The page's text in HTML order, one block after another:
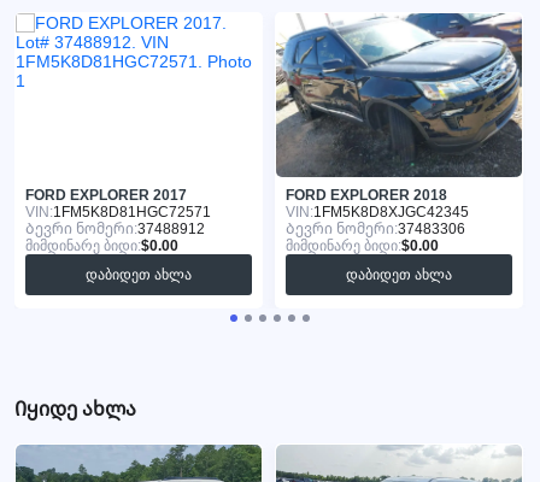
FORD EXPLORER 2017
VIN:1FM5K8D81HGC72571
Ბევრი ნომერი:37488912
მიმდინარე ბიდი:$0.00
დაბიდეთ ახლა
FORD EXPLORER 2018
VIN:1FM5K8D8XJGC42345
Ბევრი ნომერი:37483306
მიმდინარე ბიდი:$0.00
დაბიდეთ ახლა
Იყიდე ახლა